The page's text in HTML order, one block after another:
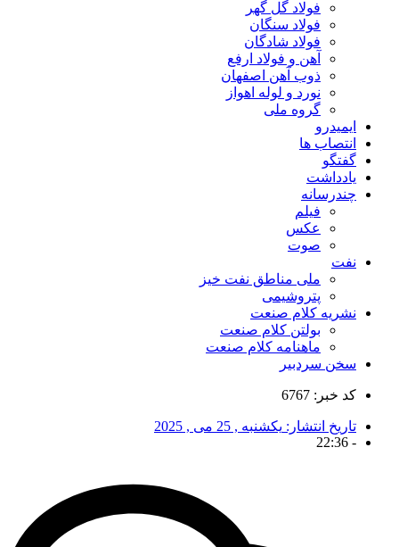
فولاد گل گهر
فولاد سنگان
فولاد شادگان
آهن و فولاد ارفع
ذوب آهن اصفهان
نورد و لوله اهواز
گروه ملی
ایمیدرو
انتصاب ها
گفتگو
یادداشت
چندرسانه
فیلم
عکس
صوت
نفت
ملی مناطق نفت خیز
پتروشیمی
نشریه کلام صنعت
بولتن کلام صنعت
ماهنامه کلام صنعت
سخن سردبیر
کد خبر: 6767
تاریخ انتشار: یکشنبه , 25 می , 2025
-
22:36